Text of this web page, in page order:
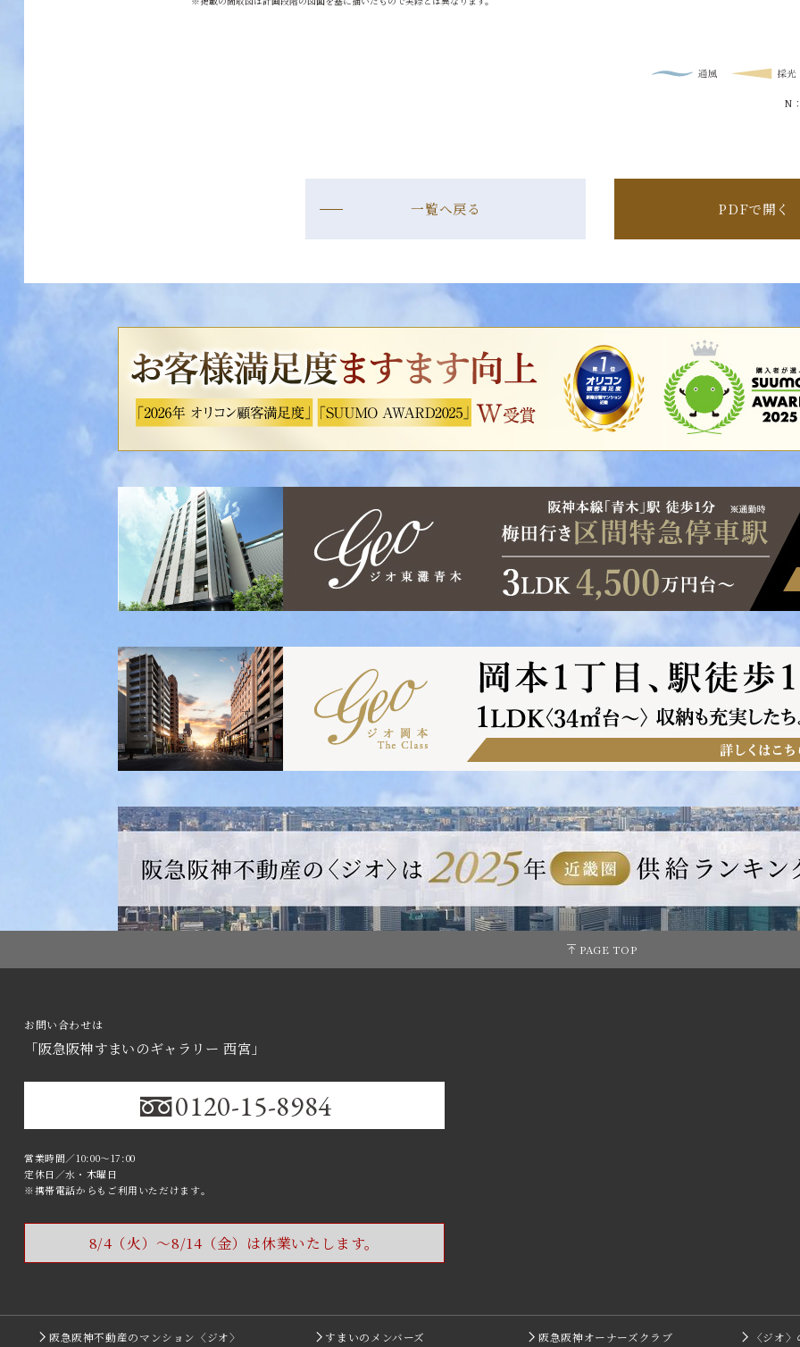
N
PDFで開く
一覧へ戻る
PAGE TOP
お問い合わせは
「阪急阪神すまいのギャラリー 西宮」
0120-15-8984
営業時間／10:00～17:00
定休日／水・木曜日
※携帯電話からもご利用いただけます｡
8/4（火）〜8/14（金） は休業いたします。
阪急阪神不動産のマンション〈ジオ〉 すまいのメンバーズ 阪急阪神オーナーズクラブ 〈ジオ